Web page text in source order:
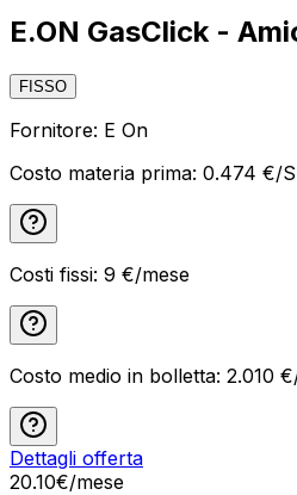
E.ON GasClick -
FISSO
Fornitore: E On
Costo materia prima: 0.474 €/
Costi fissi: 9 €/mese
Costo medio in bolletta: 2.010
Dettagli offerta
20.10€/mese